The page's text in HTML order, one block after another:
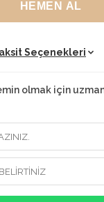
Seçenekleri
olmak için